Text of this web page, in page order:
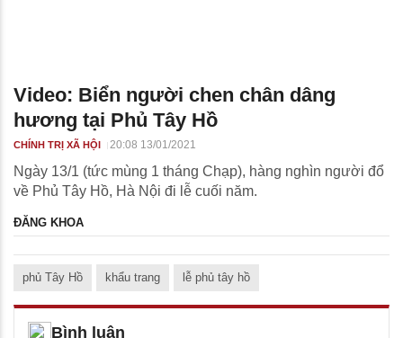
Video: Biển người chen chân dâng
hương tại Phủ Tây Hồ
CHÍNH TRỊ XÃ HỘI 20:08 13/01/2021
Ngày 13/1 (tức mùng 1 tháng Chạp), hàng nghìn người đổ
về Phủ Tây Hồ, Hà Nội đi lễ cuối năm.
ĐĂNG KHOA
phủ Tây Hồ khẩu trang lễ phủ tây hồ
Bình luận